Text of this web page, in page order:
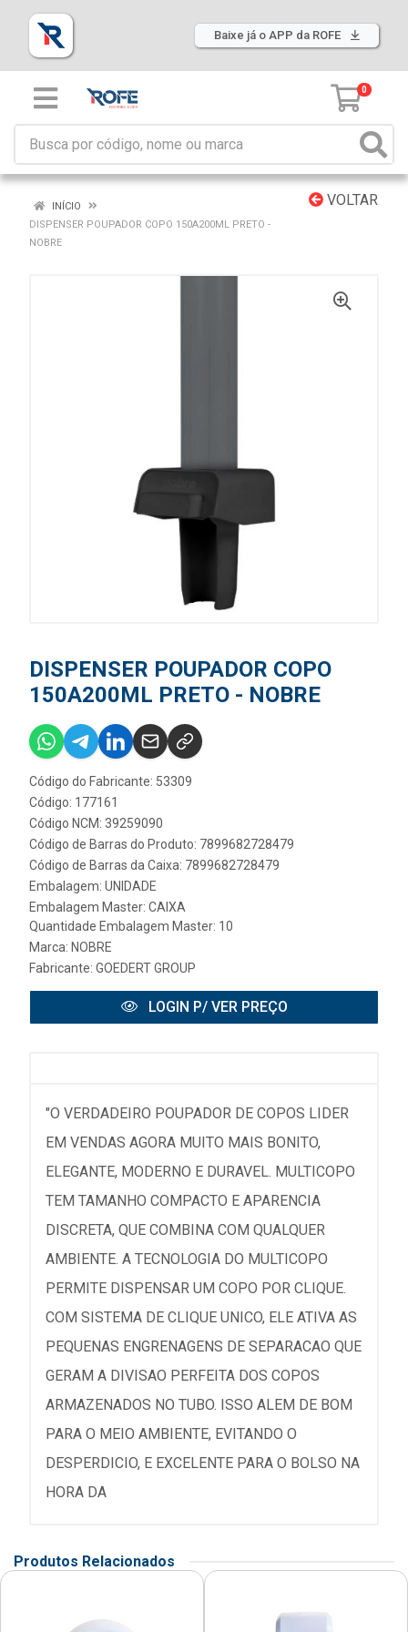
Baixe já o APP da ROFE
0
VOLTAR
INÍCIO
DISPENSER POUPADOR COPO 150A200ML PRETO -
NOBRE
DISPENSER POUPADOR COPO
150A200ML PRETO - NOBRE
Código do Fabricante: 53309
Código: 177161
Código NCM: 39259090
Código de Barras do Produto: 7899682728479
Código de Barras da Caixa: 7899682728479
Embalagem: UNIDADE
Embalagem Master: CAIXA
Quantidade Embalagem Master: 10
Marca: NOBRE
Fabricante: GOEDERT GROUP
LOGIN P/ VER PREÇO
"O VERDADEIRO POUPADOR DE COPOS LIDER
EM VENDAS AGORA MUITO MAIS BONITO,
ELEGANTE, MODERNO E DURAVEL. MULTICOPO
TEM TAMANHO COMPACTO E APARENCIA
DISCRETA, QUE COMBINA COM QUALQUER
AMBIENTE. A TECNOLOGIA DO MULTICOPO
PERMITE DISPENSAR UM COPO POR CLIQUE.
COM SISTEMA DE CLIQUE UNICO, ELE ATIVA AS
PEQUENAS ENGRENAGENS DE SEPARACAO QUE
GERAM A DIVISAO PERFEITA DOS COPOS
ARMAZENADOS NO TUBO. ISSO ALEM DE BOM
PARA O MEIO AMBIENTE, EVITANDO O
DESPERDICIO, E EXCELENTE PARA O BOLSO NA
HORA DA
Produtos Relacionados